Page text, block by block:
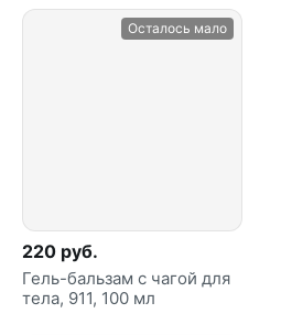
Осталось мало
220 руб.
Гель-бальзам с чагой для
тела, 911, 100 мл